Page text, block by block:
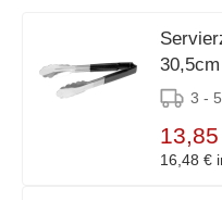
30,5cm
3 -
16,48 €